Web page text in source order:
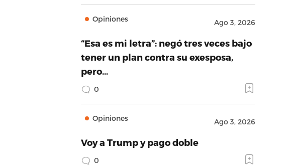
Opiniones Ago 3, 2026
“Esa es mi letra”: negó tres veces bajo
tener un plan contra su exesposa,
pero…
0
Opiniones Ago 3, 2026
Voy a Trump y pago doble
0